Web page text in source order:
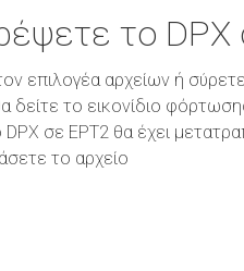
το DPX
επιλογέα αρχείων ή
δείτε το εικονίδιο
σε EPT2 θα έχει
το αρχείο